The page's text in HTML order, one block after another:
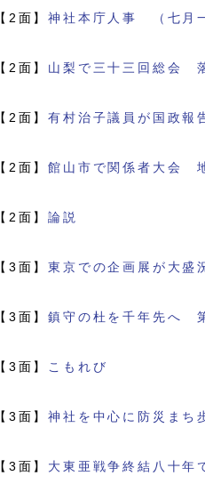
【2面】神社本庁人事 （七月
【2面】 山梨で三十三回総会
【2面】有村治子議員が国政
【2面】館山市で関係者大会
【2面】論説
【3面】東京での企画展が大
【3面】鎮守の杜を千年先へ
【3面】 こもれび
【3面】神社を中心に防災ま
【3面】 大東亜戦争終結八十